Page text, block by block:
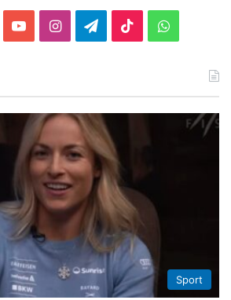
You InstagramTelegram
TikTok
Sport